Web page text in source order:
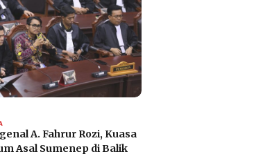
A. Fahrur Rozi, Kuasa
Asal Sumenep di Balik